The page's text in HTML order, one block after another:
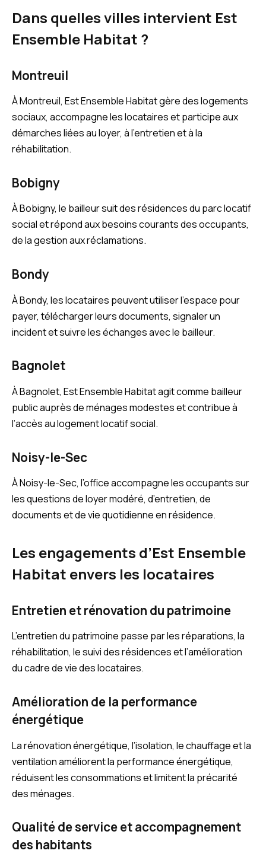
Dans quelles villes intervient Est
Ensemble Habitat ?
Montreuil
À Montreuil, Est Ensemble Habitat gère des logements
sociaux, accompagne les locataires et participe aux
démarches liées au loyer, à l’entretien et à la
réhabilitation.
Bobigny
À Bobigny, le bailleur suit des résidences du parc locatif
social et répond aux besoins courants des occupants,
de la gestion aux réclamations.
Bondy
À Bondy, les locataires peuvent utiliser l’espace pour
payer, télécharger leurs documents, signaler un
incident et suivre les échanges avec le bailleur.
Bagnolet
À Bagnolet, Est Ensemble Habitat agit comme bailleur
public auprès de ménages modestes et contribue à
l’accès au logement locatif social.
Noisy-le-Sec
À Noisy-le-Sec, l’office accompagne les occupants sur
les questions de loyer modéré, d’entretien, de
documents et de vie quotidienne en résidence.
Les engagements d’Est Ensemble
Habitat envers les locataires
Entretien et rénovation du patrimoine
L’entretien du patrimoine passe par les réparations, la
réhabilitation, le suivi des résidences et l’amélioration
du cadre de vie des locataires.
Amélioration de la performance
énergétique
La rénovation énergétique, l’isolation, le chauffage et la
ventilation améliorent la performance énergétique,
réduisent les consommations et limitent la précarité
des ménages.
Qualité de service et accompagnement
des habitants